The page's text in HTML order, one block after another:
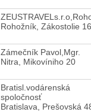
Rohožník, Zákostolie
Zámečník Pavol,Mgr.
Nitra, Mikovíniho 20
Bratisl.vodárenská
spoločnosť
Bratislava, Prešovská